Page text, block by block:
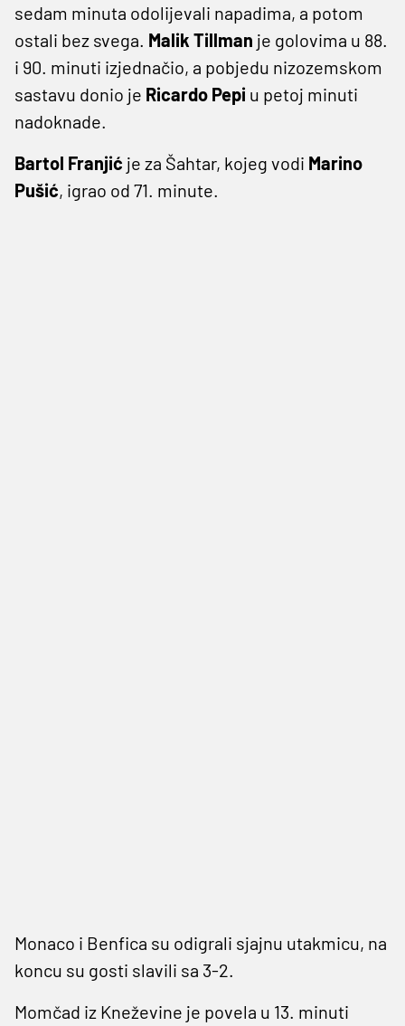
sedam minuta odolijevali napadima, a potom
ostali bez svega. Malik Tillman je golovima u 88.
i 90. minuti izjednačio, a pobjedu nizozemskom
sastavu donio je Ricardo Pepi u petoj minuti
nadoknade.
Bartol Franjić je za Šahtar, kojeg vodi Marino
Pušić, igrao od 71. minute.
Monaco i Benfica su odigrali sjajnu utakmicu, na
koncu su gosti slavili sa 3-2.
Momčad iz Kneževine je povela u 13. minuti